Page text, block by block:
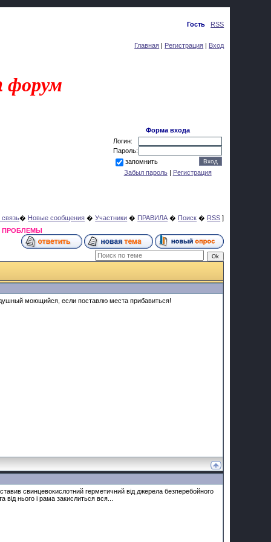
Приветствую ВасГость RSS
Главная | Регистрация | Вход
форум
Форма входа
Логин:
Пароль:
запомнить
Забыл пароль| Регистрация
� Новые сообщения �Участники � ПРАВИЛА � Поиск � RSS ]
ПРОБЛЕМЫ
моющийся, если поставлю места прибавиться!
свинцевокислотний герметичний від джерела безперебойного
нього і рама закислиться вся...